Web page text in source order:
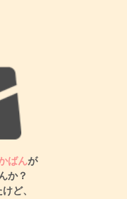
ばんが
か？
ど、